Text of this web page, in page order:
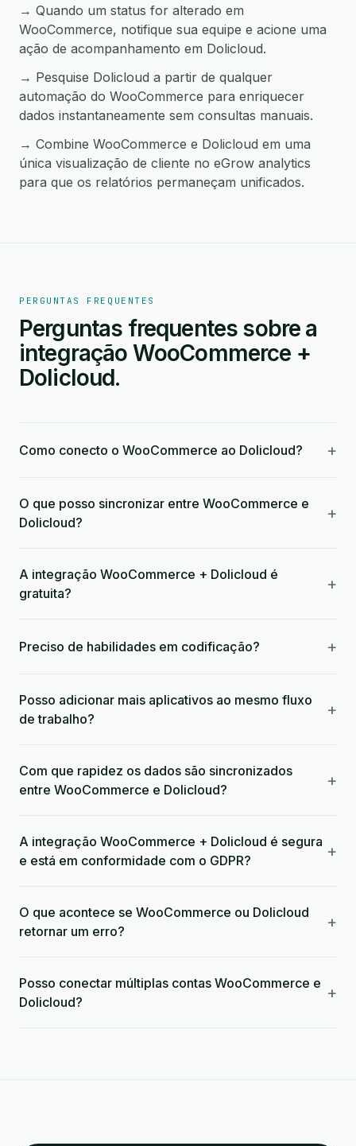
→ Quando um status for alterado em
WooCommerce, notifique sua equipe e acione uma
ação de acompanhamento em Dolicloud.
→ Pesquise Dolicloud a partir de qualquer
automação do WooCommerce para enriquecer
dados instantaneamente sem consultas manuais.
→ Combine WooCommerce e Dolicloud em uma
única visualização de cliente no eGrow analytics
para que os relatórios permaneçam unificados.
PERGUNTAS FREQUENTES
Perguntas frequentes sobre a
integração WooCommerce +
Dolicloud.
Como conecto o WooCommerce ao Dolicloud? +
O que posso sincronizar entre WooCommerce e
Dolicloud?
+
A integração WooCommerce + Dolicloud é
gratuita?
+
Preciso de habilidades em codificação? +
Posso adicionar mais aplicativos ao mesmo fluxo
de trabalho?
+
Com que rapidez os dados são sincronizados
entre WooCommerce e Dolicloud?
+
A integração WooCommerce + Dolicloud é segura
e está em conformidade com o GDPR?
+
O que acontece se WooCommerce ou Dolicloud
retornar um erro?
+
Posso conectar múltiplas contas WooCommerce e
Dolicloud?
+